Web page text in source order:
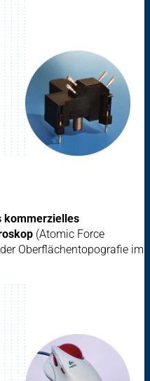
kommerzielles
(Atomic Force
Oberflächentopografie im